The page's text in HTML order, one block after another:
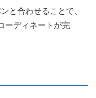
と合わせることで、
ーディネートが完